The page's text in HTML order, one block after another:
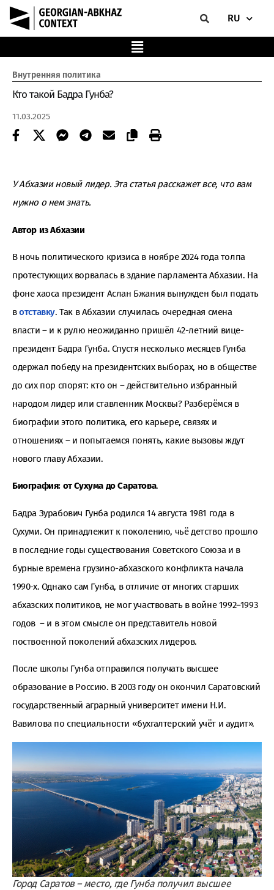
RU
Внутренняя политика
Кто такой Бадра Гунба?
11.03.2025
У Абхазии новый лидер. Эта статья расскажет все, что вам
нужно о нем знать.
Автор из Абхазии
В ночь политического кризиса в ноябре 2024 года толпа
протестующих ворвалась в здание парламента Абхазии. На
фоне хаоса президент Аслан Бжания вынужден был подать
вотставку. Так в Абхазии случилась очередная смена
власти – и к рулю неожиданно пришёл 42-летний вице-
президент Бадра Гунба. Спустя несколько месяцев Гунба
одержал победу на президентских выборах, но в обществе
до сих пор спорят: кто он – действительно избранный
народом лидер или ставленник Москвы? Разберёмся в
биографии этого политика, его карьере, связях и
отношениях – и попытаемся понять, какие вызовы ждут
нового главу Абхазии.
Биография: от Сухума до Саратова.
Бадра Зурабович Гунба родился 14 августа 1981 года в
Сухуми. Он принадлежит к поколению, чьё детство прошло
в последние годы существования Советского Союза и в
бурные времена грузино-абхазского конфликта начала
1990-х. Однако сам Гунба, в отличие от многих старших
абхазских политиков, не мог участвовать в войне 1992–1993
годов – и в этом смысле он представитель новой
поствоенной поколений абхазских лидеров.
После школы Гунба отправился получать высшее
образование в Россию. В 2003 году он окончил Саратовский
государственный аграрный университет имени Н.И.
Вавилова по специальности «бухгалтерский учёт и аудит».
Город Саратов – место, где Гунба получил высшее